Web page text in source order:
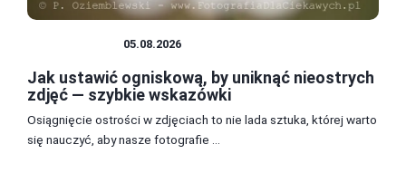
05.08.2026
Jak ustawić ogniskową, by uniknąć nieostrych
zdjęć — szybkie wskazówki
Osiągnięcie ostrości w zdjęciach to nie lada sztuka, której warto
się nauczyć, aby nasze fotografie ...